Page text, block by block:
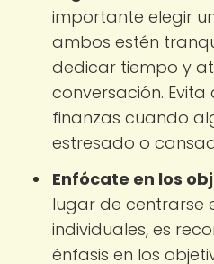
importante elegir
ambos estén
dedicar tiempo y
conversación. Evita
finanzas cuando
estresado o
Enfócate en los
lugar de centrarse
individuales, es
énfasis en los